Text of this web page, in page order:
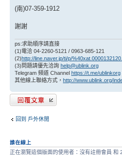
(南)07-359-1912
謝謝
ps:求助順序請直接
(1)電洽 04-2260-5121 / 0963-685-121
(2)http://line.naver.jp/ti/p/
(3)問題請優先洽詢 help@ublink.org
Telegram 頻道 Channel https://t.me/ublinkorg
其他線上聯絡方式， http://www.ublink.org/
發表回覆
回到 戶外休閒
誰在線上
正在瀏覽這個版面的使用者：沒有註冊會員 和